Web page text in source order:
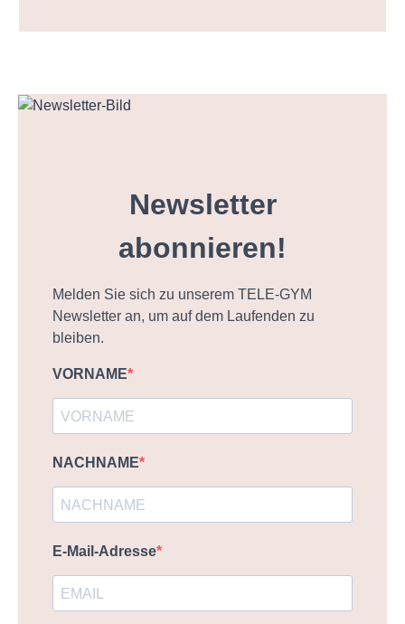
Newsletter
abonnieren!
Melden Sie sich zu unserem TELE-GYM
Newsletter an, um auf dem Laufenden zu
bleiben.
VORNAME
NACHNAME
E-Mail-Adresse